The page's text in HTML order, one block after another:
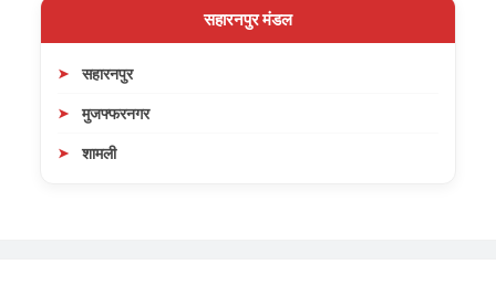
सहारनपुर मंडल
सहारनपुर
मुजफ्फरनगर
शामली